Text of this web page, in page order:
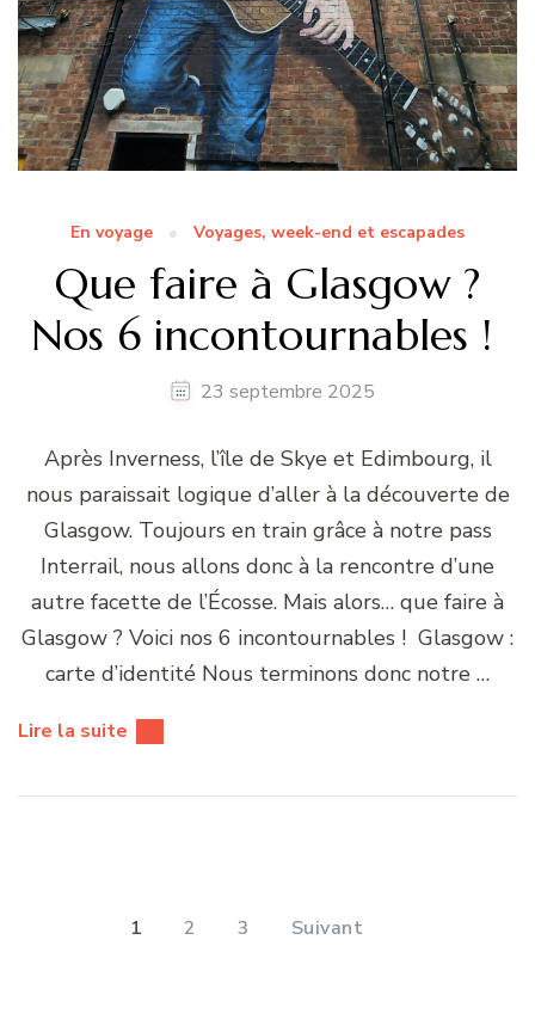
En voyage Voyages, week-end et escapades
Que faire à Glasgow ?
Nos 6 incontournables !
23 septembre 2025
Après Inverness, l’île de Skye et Edimbourg, il
nous paraissait logique d’aller à la découverte de
Glasgow. Toujours en train grâce à notre pass
Interrail, nous allons donc à la rencontre d’une
autre facette de l’Écosse. Mais alors… que faire à
Glasgow ? Voici nos 6 incontournables ! Glasgow :
carte d’identité Nous terminons donc notre …
Lire la suite
publications
PAGE
1 PAGE
2 PAGE
3 Suivant